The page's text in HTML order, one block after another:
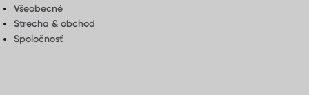
Všeobecné
Strecha & obchod
Spoločnosť